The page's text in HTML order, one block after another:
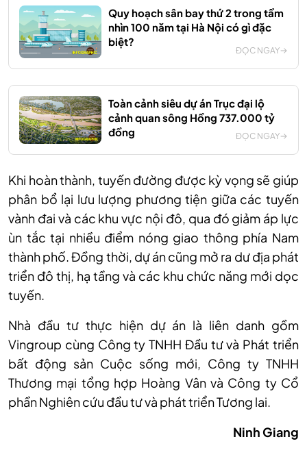
Quy hoạch sân bay thứ 2 trong tầm
nhìn 100 năm tại Hà Nội có gì đặc
biệt?
ĐỌC NGAY
Toàn cảnh siêu dự án Trục đại lộ
cảnh quan sông Hồng 737.000 tỷ
đồng
ĐỌC NGAY
Khi hoàn thành, tuyến đường được kỳ vọng sẽ giúp
phân bổ lại lưu lượng phương tiện giữa các tuyến
vành đai và các khu vực nội đô, qua đó giảm áp lực
ùn tắc tại nhiều điểm nóng giao thông phía Nam
thành phố. Đồng thời, dự án cũng mở ra dư địa phát
triển đô thị, hạ tầng và các khu chức năng mới dọc
tuyến.
Nhà đầu tư thực hiện dự án là liên danh gồm
Vingroup cùng Công ty TNHH Đầu tư và Phát triển
bất động sản Cuộc sống mới, Công ty TNHH
Thương mại tổng hợp Hoàng Vân và Công ty Cổ
phần Nghiên cứu đầu tư và phát triển Tương lai.
Ninh Giang